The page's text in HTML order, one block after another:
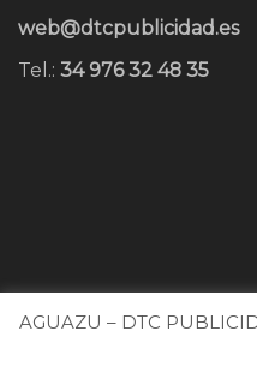
web@dtcpublicidad.es
Tel.: 34 976 32 48 35
AGUAZU – DTC